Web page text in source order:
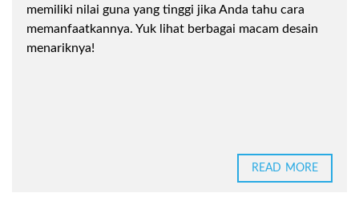
memiliki nilai guna yang tinggi jika Anda tahu cara
memanfaatkannya. Yuk lihat berbagai macam desain
menariknya!
READ MORE